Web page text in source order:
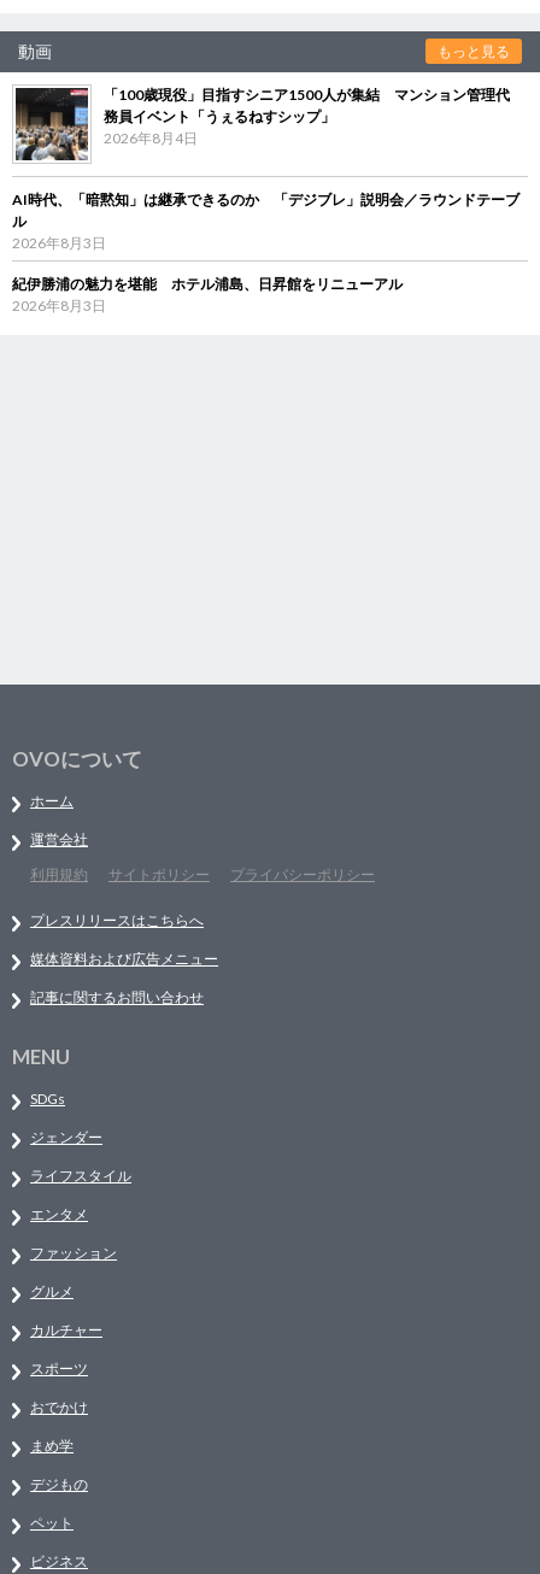
動画 もっと見る
「100歳現役」目指すシニア1500人が集結 マンション管理代
務員イベント「うぇるねすシップ」
2026年8月4日
AI時代、「暗黙知」は継承できるのか 「デジブレ」説明会／ラウンドテーブ
ル
2026年8月3日
紀伊勝浦の魅力を堪能 ホテル浦島、日昇館をリニューアル
2026年8月3日
OVOについて
ホーム
運営会社
利用規約
サイトポリシー プライバシーポリシー
プレスリリースはこちらへ
媒体資料および広告メニュー
記事に関するお問い合わせ
MENU
SDGs
ジェンダー
ライフスタイル
エンタメ
ファッション
グルメ
カルチャー
スポーツ
おでかけ
まめ学
デジもの
ペット
ビジネス